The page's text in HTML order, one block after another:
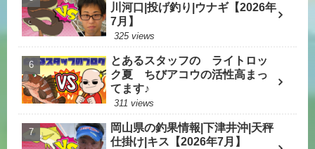
川河口|投げ釣り|ウナギ【2026年
7月】
325 views
とあるスタッフの ライトロッ
ク夏 ちびアコウの活性高まっ
てます♪
311 views
岡山県の釣果情報|下津井沖|天秤
仕掛け|キス【2026年7月】